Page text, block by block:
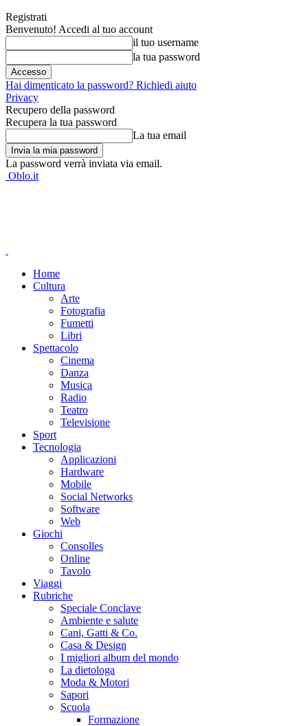
Registrati
Benvenuto! Accedi al tuo account
il tuo username
la tua password
Hai dimenticato la password? Richiedi aiuto
Privacy
Recupero della password
Recupera la tua password
La tua email
La password verrà inviata via email.
Oblo.it
Home
Cultura
Arte
Fotografia
Fumetti
Libri
Spettacolo
Cinema
Danza
Musica
Radio
Teatro
Televisione
Sport
Tecnologia
Applicazioni
Hardware
Mobile
Social Networks
Software
Web
Giochi
Consolles
Online
Tavolo
Viaggi
Rubriche
Speciale Conclave
Ambiente e salute
Cani, Gatti & Co.
Casa & Design
I migliori album del mondo
La dietologa
Moda & Motori
Sapori
Scuola
Formazione